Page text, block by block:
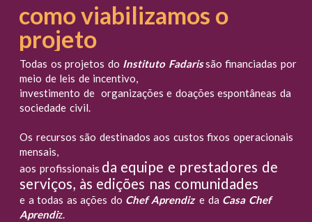
como viabilizamos o
projeto
Todas os projetos do Instituto Fadarissão financiadas por
meio de leis de incentivo,
investimento de organizações e doações espontâneas da
sociedade civil.
Os recursos são destinados aos custos fixos operacionais
mensais,
aos profissionais da equipe e prestadores de
serviços, às edições nas comunidades
e a todas as ações do Chef Aprendize da Casa Chef
Aprendiz.